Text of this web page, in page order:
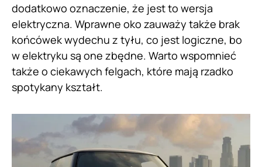
dodatkowo oznaczenie, że jest to wersja
elektryczna. Wprawne oko zauważy także brak
końcówek wydechu z tyłu, co jest logiczne, bo
w elektryku są one zbędne. Warto wspomnieć
także o ciekawych felgach, które mają rzadko
spotykany kształt.